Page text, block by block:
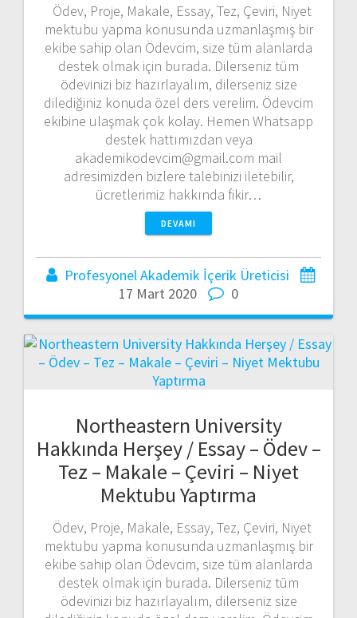
Ödev, Proje, Makale, Essay, Tez, Çeviri, Niyet
mektubu yapma konusunda uzmanlaşmış bir
ekibe sahip olan Ödevcim, size tüm alanlarda
destek olmak için burada. Dilerseniz tüm
ödevinizi biz hazırlayalım, dilerseniz size
dilediğiniz konuda özel ders verelim. Ödevcim
ekibine ulaşmak çok kolay. Hemen Whatsapp
destek hattımızdan veya
akademikodevcim@gmail.com mail
adresimizden bizlere talebinizi iletebilir,
ücretlerimiz hakkında fikir…
DEVAMI
Profesyonel Akademik İçerik Üreticisi
17 Mart 2020
0
Northeastern University
Hakkında Herşey / Essay – Ödev –
Tez – Makale – Çeviri – Niyet
Mektubu Yaptırma
Ödev, Proje, Makale, Essay, Tez, Çeviri, Niyet
mektubu yapma konusunda uzmanlaşmış bir
ekibe sahip olan Ödevcim, size tüm alanlarda
destek olmak için burada. Dilerseniz tüm
ödevinizi biz hazırlayalım, dilerseniz size